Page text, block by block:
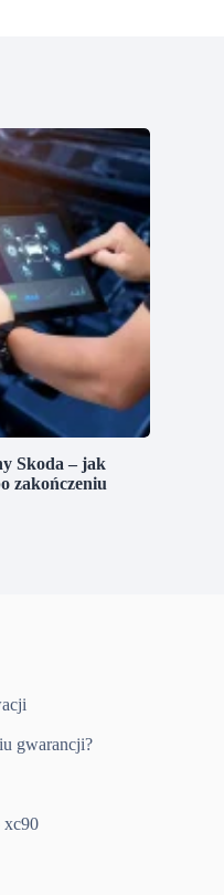
Skoda – jak
zakończeniu
gwarancji?
xc90